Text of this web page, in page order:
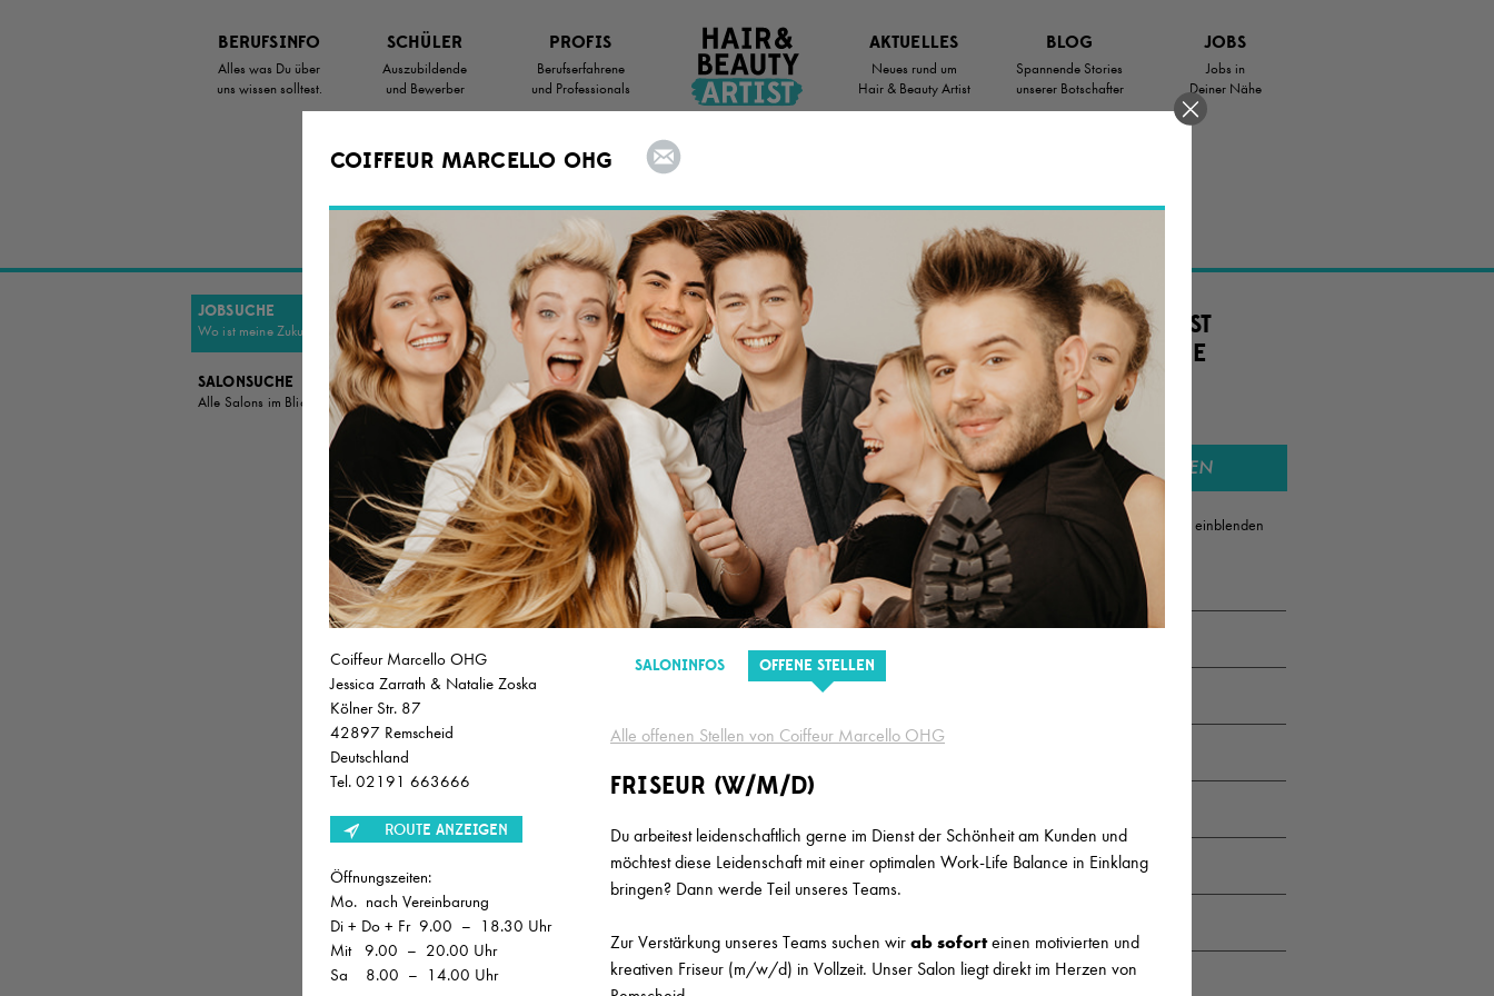
Artikel
Springen
BERUFSINFO
Alles was Du über
uns wissen solltest.
SCHÜLER
Auszubildende
und Bewerber
PROFIS
Berufserfahrene
und Professionals
AKTUELLES
Neues rund um
Hair & Beauty Artist
BLOG
Spannende Stories
unserer Botschafter
JOBS
Jobs in
Deiner Nähe
DeineChanceauf eine schöneZukunft.
JOBSUCHE
Wo ist meine Zukunft?
SALONSUCHE
Alle Salons im Blick
DU BIST AUF DER SUCHE NACH DEM PERFEKTEN JOB ODER SUCHST
EINEN AUSBILDUNGSPLATZ? HIER BIST DU RICHTIG. EINE SCHÖNE
ZUKUNFT WARTET.
SUCHRADIUS SUCHEN
Erweiterte Suche einblenden
JOB SALON
Friseur (w/m/d) in Vollzeit gesucht Herget & Muth
Jungfriseur/in (m/w/d) in Vollzeit Stefan Probst Stuttgart
Friseur/in (m/w/d) in Voll-/Teilzeit
Beauty Assistient / Quereinsteiger/in (m/w/d) Hairlounge Düsseldorf
COIFFEUR MARCELLO OHG
SALONINFOS OFFENE STELLEN
Alle offenen Stellen von Coiffeur Marcello OHG
FRISEUR (W/M/D)
Du arbeitest leidenschaftlich gerne im Dienst der Schönheit am Kunden und
möchtest diese Leidenschaft mit einer optimalen Work-Life Balance in Einklang
bringen? Dann werde Teil unseres Teams.
Zur Verstärkung unseres Teams suchen wir ab soforteinen motivierten und
kreativen Friseur (m/w/d) in Vollzeit. Unser Salon liegt direkt im Herzen von
Coiffeur Marcello OHG
Jessica Zarrath & Natalie Zoska
Kölner Str. 87
42897 Remscheid
Deutschland
Tel. 02191 663666
ROUTE ANZEIGEN
Öffnungszeiten:
Mo. nach Vereinbarung
Di + Do + Fr 9.00 – 18.30 Uhr
Mit 9.00 – 20.00 Uhr
Sa 8.00 – 14.00 Uhr